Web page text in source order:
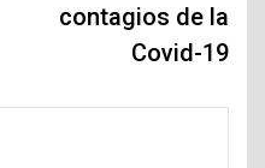
contagios de la
Covid-19